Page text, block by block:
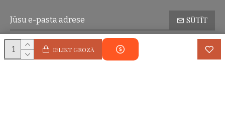
IELIKT GROZĀ
SŪTĪT
Esmu iepazinies(-usies) ar sadaļu Konfidencialitātes politika
piekrītu visiem minētajiem noteikumiem